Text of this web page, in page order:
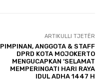
ARTIKULLI TJETËR
PIMPINAN, ANGGOTA & STAFF
DPRD KOTA MOJOKERTO
MENGUCAPKAN ‘SELAMAT
MEMPERINGATI HARI RAYA
IDUL ADHA 1447 H